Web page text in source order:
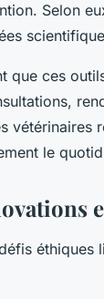
Selon
que ces
vétérinaires
le
éthiques